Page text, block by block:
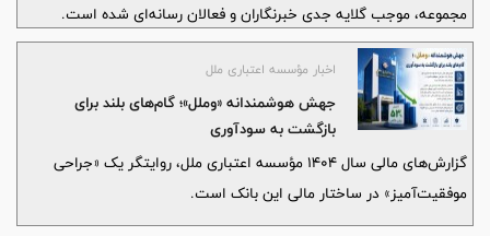
مجموعه، موجب گلایه جدی خبرنگاران و فعالان رسانه‌ای شده است.
اخبار مؤسسه اعتباری ملل
جهش هوشمندانه «وملل»؛ گام‌های بلند برای
بازگشت به سودآوری
گزارش‌های مالی سال ۱۴۰۴ مؤسسه اعتباری ملل، روایتگر یک «جراحی
موفقیت‌آمیز» در ساختار مالی این بانک است.